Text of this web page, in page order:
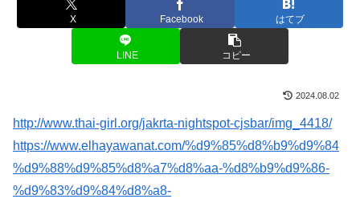
X Facebook はてブ
LINE コピー
2024.08.02
http://www.thai-girl.org/jakrta-nightspot-cjsbar/img_4418/
https://www.elhayawanat.com/%d9%85%d8%b9%d9%84
%d9%88%d9%85%d8%a7%d8%aa-%d8%b9%d9%86-
%d9%83%d9%84%d8%a8-